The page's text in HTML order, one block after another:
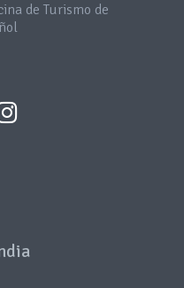
de Turismo de